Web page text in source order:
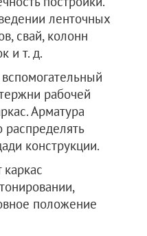
ленточных
свай, колонн
и т. д.
рабочей
Арматура
распределять
конструкции.
положение